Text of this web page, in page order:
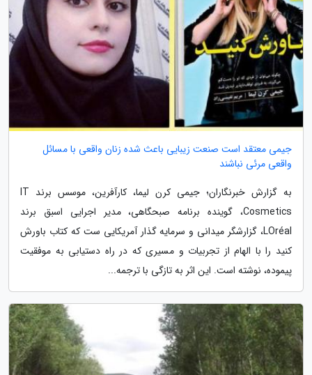
جیمی معتقد است صنعت زیبایی باعث شده زنان واقعی با مسائل
واقعی مرئی نباشند
به گزارش خبرنگاران؛ جیمی کرن لیما، کارآفرین، موسس برند IT
Cosmetics، گوینده برنامه صبحگاهی، مدیر اجرایی اسبق برند
LOréal، گزارشگر میدانی و سرمایه گذار آمریکایی ست که کتاب باورش
کنید را با الهام از تجربیات و مسیری که در راه دستیابی به موفقیت
پیموده، نوشته است. این اثر به تازگی با ترجمه...